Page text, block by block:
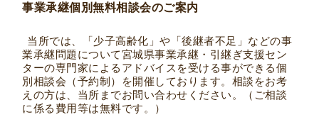
事業承継個別無料相談会のご案内
当所では、「少子高齢化」や「後継者不足」などの事
業承継問題について宮城県事業承継・引継ぎ支援セン
ターの専門家によるアドバイスを受ける事ができる個
別相談会（予約制）を開催しております。相談をお考
えの方は、当所までお問い合わせください。（ご相談
に係る費用等は無料です。）